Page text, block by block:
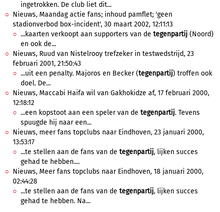
ingetrokken. De club liet dit...
Nieuws, Maandag actie fans; inhoud pamflet; 'geen
stadionverbod box-incident', 30 maart 2002, 12:11:13
...kaarten verkoopt aan supporters van de tegenpartij (Noord)
en ook de...
Nieuws, Ruud van Nistelrooy trefzeker in testwedstrijd, 23
februari 2001, 21:50:43
...uit een penalty. Majoros en Becker (tegenpartij) troffen ook
doel. De...
Nieuws, Maccabi Haifa wil van Gakhokidze af, 17 februari 2000,
12:18:12
...een kopstoot aan een speler van de tegenpartij. Tevens
spuugde hij naar een...
Nieuws, meer fans topclubs naar Eindhoven, 23 januari 2000,
13:53:17
...te stellen aan de fans van de tegenpartij, lijken succes
gehad te hebben....
Nieuws, Meer fans topclubs naar Eindhoven, 18 januari 2000,
02:44:28
...te stellen aan de fans van de tegenpartij, lijken succes
gehad te hebben. Na...